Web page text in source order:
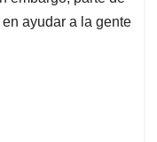
ayudar a la gente